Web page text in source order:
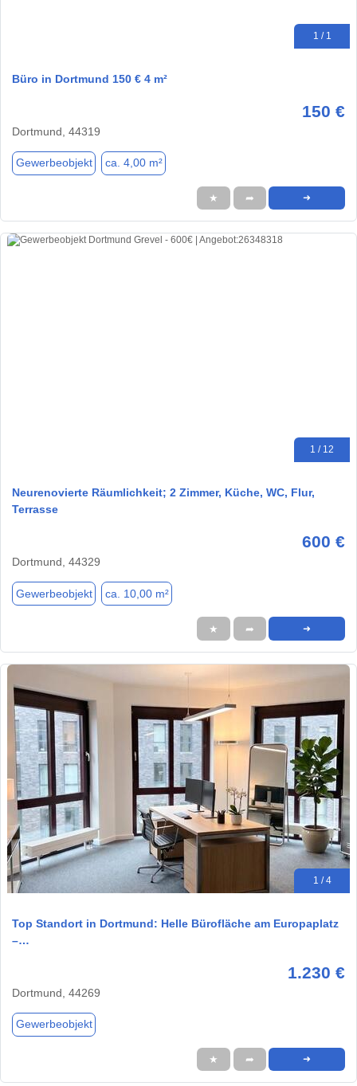
1 / 1
Büro in Dortmund 150 € 4 m²
150 €
Dortmund, 44319
Gewerbeobjekt ca. 4,00 m²
★ ➦ ➜
1 / 12
Neurenovierte Räumlichkeit; 2 Zimmer, Küche, WC, Flur,
Terrasse
600 €
Dortmund, 44329
Gewerbeobjekt ca. 10,00 m²
★ ➦ ➜
1 / 4
Top Standort in Dortmund: Helle Bürofläche am Europaplatz
–…
1.230 €
Dortmund, 44269
Gewerbeobjekt
★ ➦ ➜